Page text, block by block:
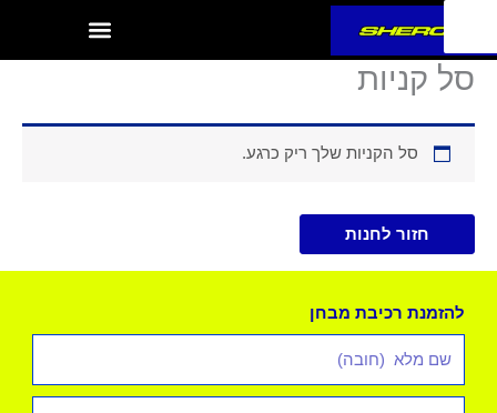
סל קניות
סל הקניות שלך ריק כרגע.
חזור לחנות
להזמנת רכיבת מבחן
מלא